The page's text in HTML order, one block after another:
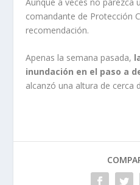
comandante de Protección
recomendación.
Apenas la semana pasada,
inundación en el paso a
alcanzó una altura de cerca